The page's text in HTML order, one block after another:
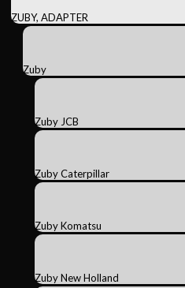
ZUBY, ADAPTER
Zuby
Zuby JCB
Zuby Caterpillar
Zuby Komatsu
Zuby New Holland